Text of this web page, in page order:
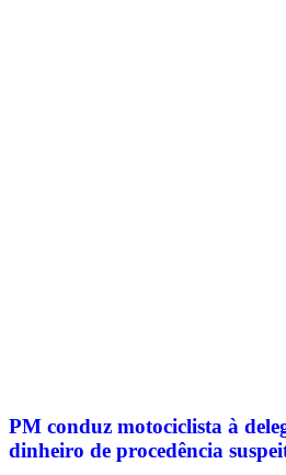
PM conduz motociclista à
dinheiro de procedência